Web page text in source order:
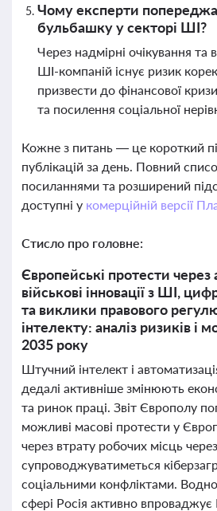
Чому експерти
бульбашку у секторі ШІ?
Через надмірні очікування та
ШІ-компаній існує ризик
призвести до фінансової
та посилення соціальної
Кожне з питань — це короткий
публікацій за день. Повний
посиланнями та розширений
доступні у комерційній версії
Стисло про головне:
Європейські протести через
військові інновації з ШІ,
та виклики правового
інтелекту: аналіз ризиків і
2035 року
Штучний інтелект і
дедалі активніше змінюють
та ринок праці. Звіт Європолу
можливі масові протести у
через втрату робочих місць
супроводжуватиметься
соціальними конфліктами.
сфері Росія активно впроваджує